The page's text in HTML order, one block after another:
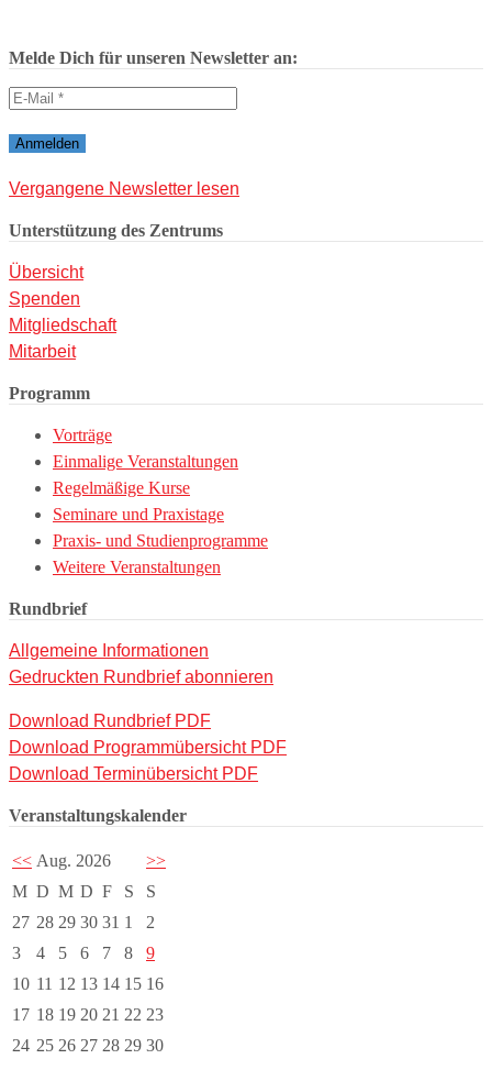
Melde Dich für unseren Newsletter an:
Vergangene Newsletter lesen
Unterstützung des Zentrums
Übersicht
Spenden
Mitgliedschaft
Mitarbeit
Programm
Vorträge
Einmalige Veranstaltungen
Regelmäßige Kurse
Seminare und Praxistage
Praxis- und Studienprogramme
Weitere Veranstaltungen
Rundbrief
Allgemeine Informationen
Gedruckten Rundbrief abonnieren
Download Rundbrief PDF
Download Programmübersicht PDF
Download Terminübersicht PDF
Veranstaltungskalender
<< Aug. 2026
>>
M D M D F S
S
27 28 29 30 31 1
2
3
4 5 6 7 8
9
10 11 12 13 14 15 16
17 18 19 20 21 22 23
24 25 26 27 28 29 30